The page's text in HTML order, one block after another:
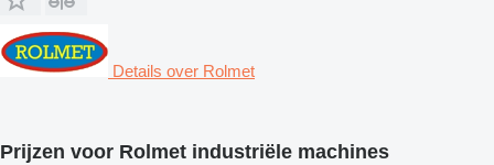
Details over Rolmet
Prijzen voor Rolmet industriële machines